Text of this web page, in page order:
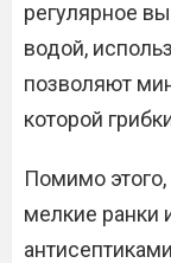
регулярное
водой,
позволяют
которой
Помимо
мелкие ранки